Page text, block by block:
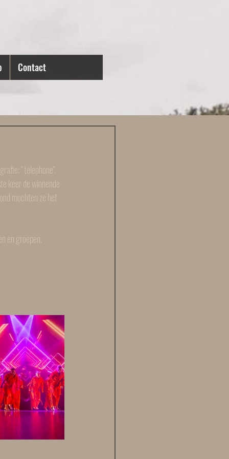
Contact
" telephone".
keer de winnende
mochten ze het
en groepen.